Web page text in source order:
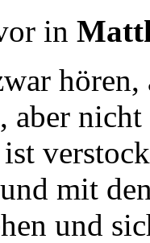
in
aber
ist
mit
und